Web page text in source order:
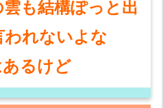
も結構ぽっと出
れないよな
あるけど